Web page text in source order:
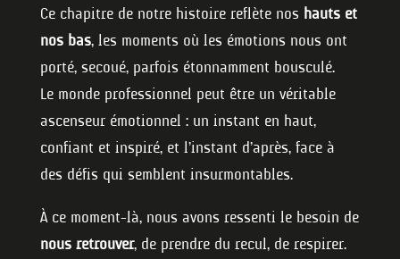
Ce chapitre de notre histoire reflète nos hauts et
nos bas, les moments où les émotions nous ont
porté, secoué, parfois étonnamment bousculé.
Le monde professionnel peut être un véritable
ascenseur émotionnel : un instant en haut,
confiant et inspiré, et l’instant d’après, face à
des défis qui semblent insurmontables.
À ce moment-là, nous avons ressenti le besoin de
nous retrouver, de prendre du recul, de respirer.